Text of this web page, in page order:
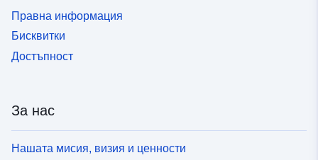
Правна информация
Бисквитки
Достъпност
За нас
Нашата мисия, визия и ценности